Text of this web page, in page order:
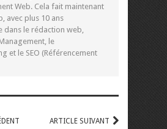
Web. Cela fait maintenant
avec plus 10 ans
dans le rédaction web,
le
et le SEO (Référencement
ARTICLE SUIVANT